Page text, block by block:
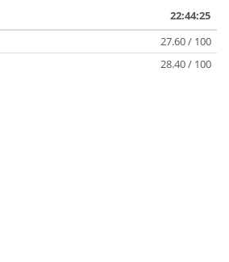
22:44:25
27.60 / 100
28.40 / 100